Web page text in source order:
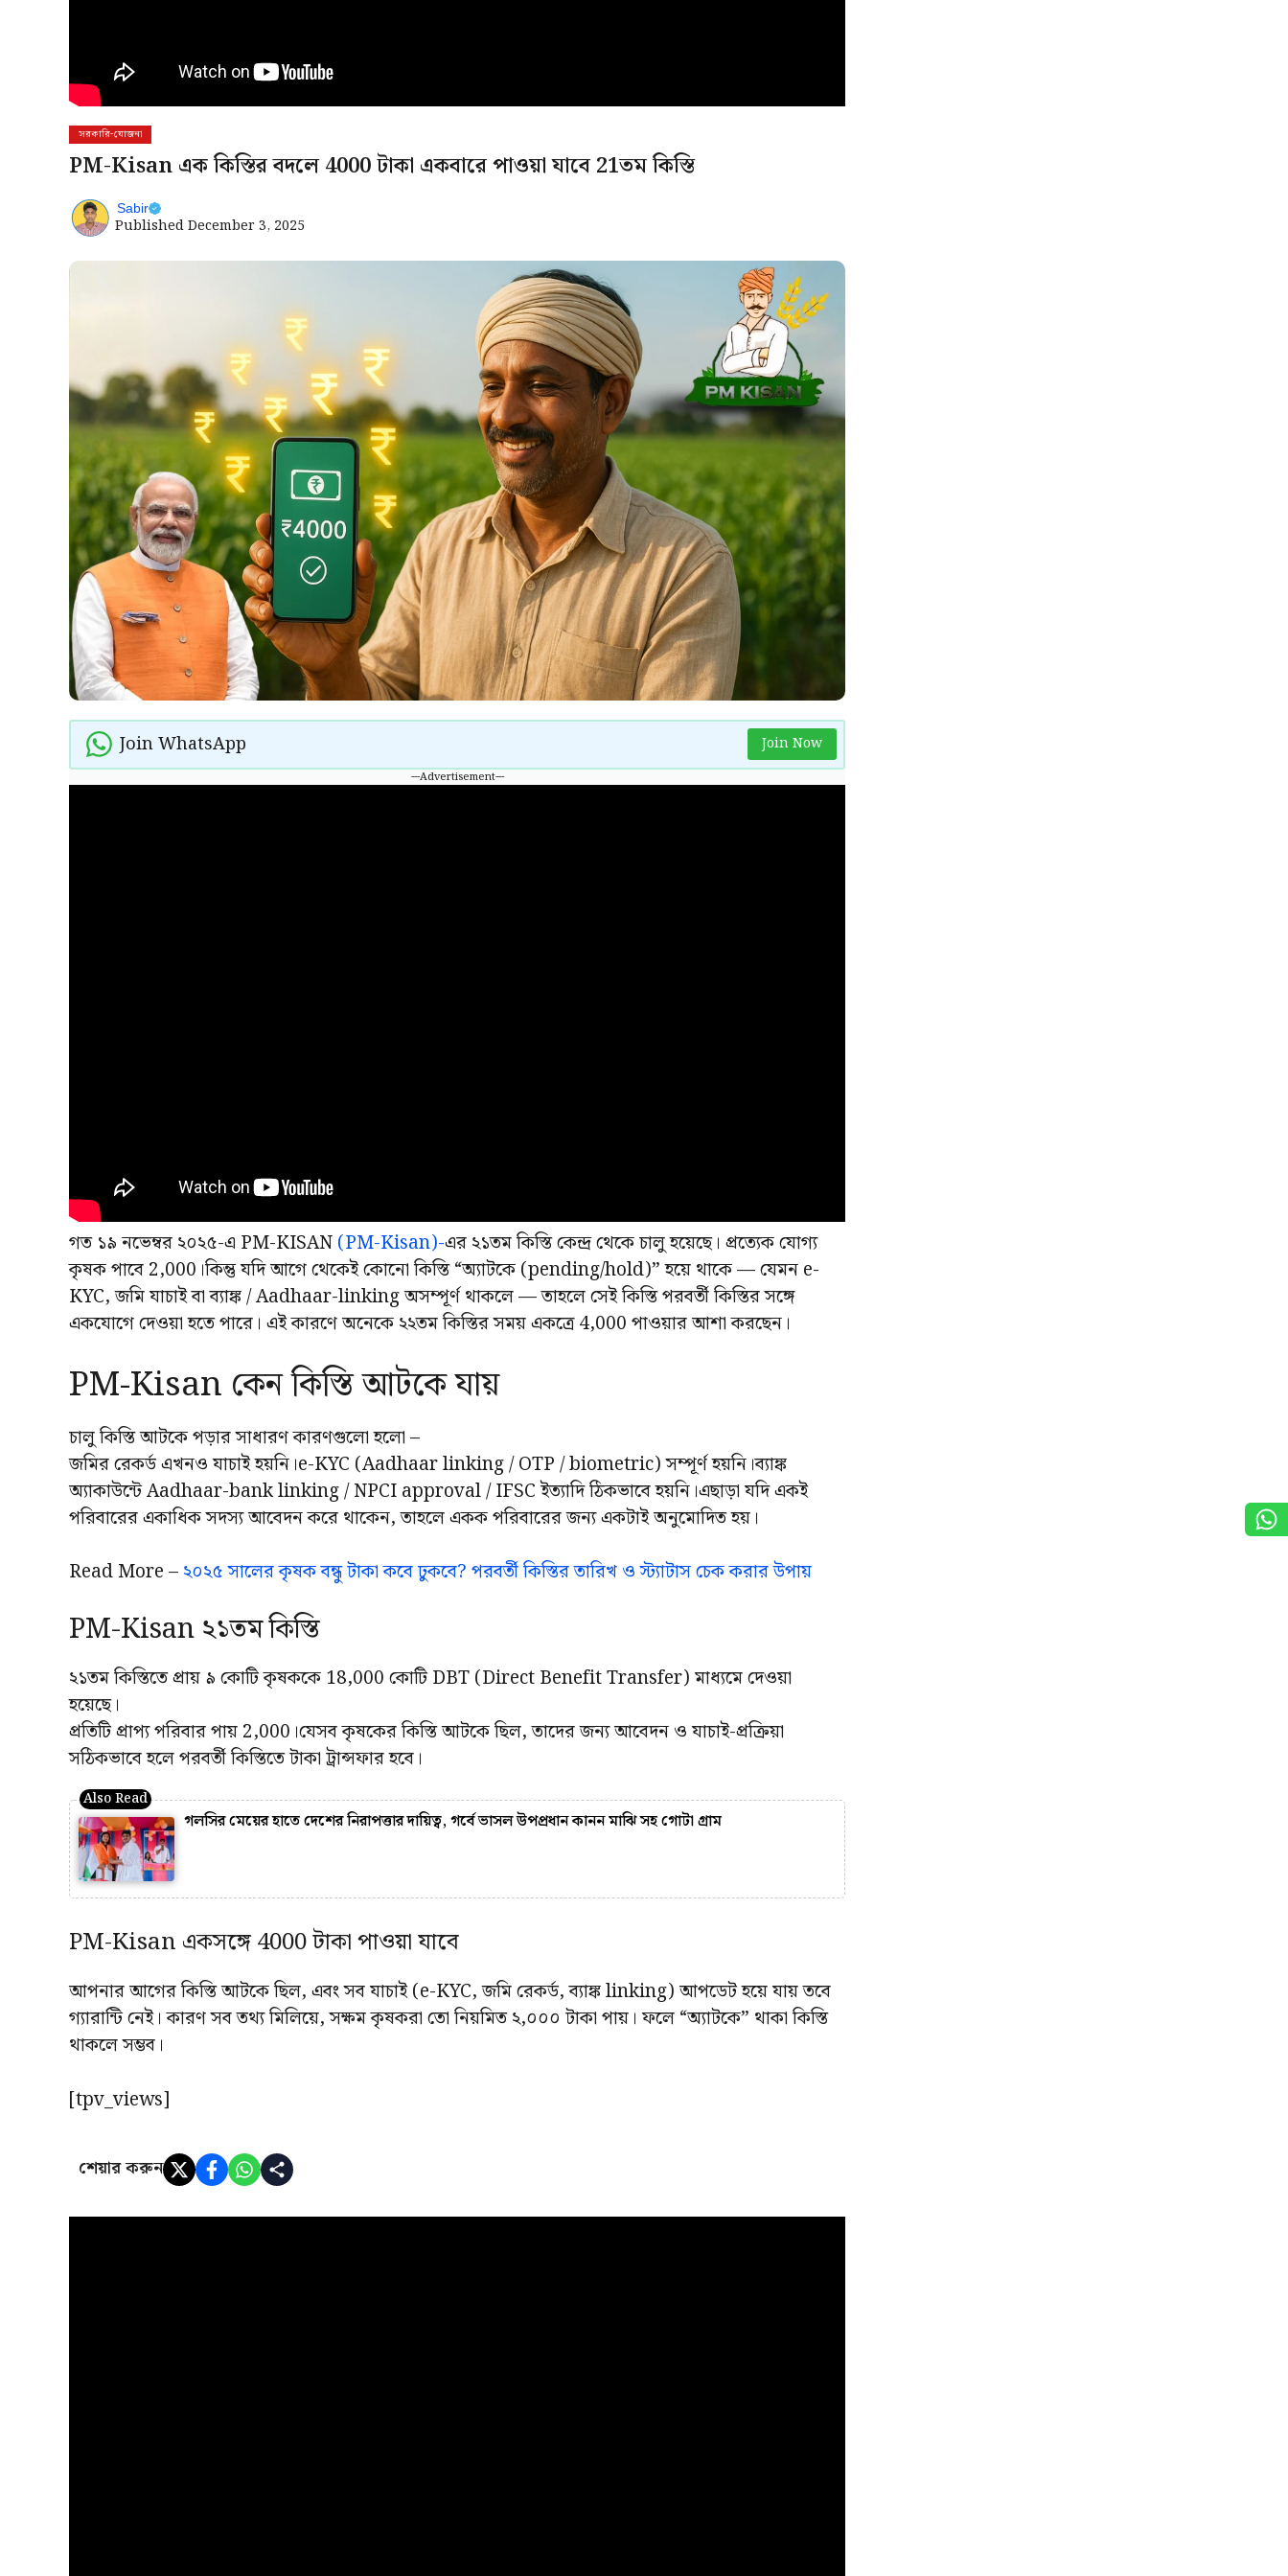
সরকারি-যোজনা
PM-Kisan এক কিস্তির বদলে 4000 টাকা একবারে পাওয়া যাবে 21তম কিস্তি
Sabir
PublishedDecember 3, 2025
Join WhatsApp Join Now
---Advertisement---
গত ১৯ নভেম্বর ২০২৫-এ PM-KISAN(PM-Kisan)-এর ২১তম কিস্তি কেন্দ্র থেকে চালু হয়েছে। প্রত্যেক যোগ্য
কৃষক পাবে 2,000।কিন্তু যদি আগে থেকেই কোনো কিস্তি “অ্যাটকে (pending/hold)” হয়ে থাকে — যেমন e-
KYC, জমি যাচাই বা ব্যাঙ্ক / Aadhaar-linking অসম্পূর্ণ থাকলে — তাহলে সেই কিস্তি পরবর্তী কিস্তির সঙ্গে
একযোগে দেওয়া হতে পারে। এই কারণে অনেকে ২২তম কিস্তির সময় একত্রে 4,000 পাওয়ার আশা করছেন।
PM-Kisan কেন কিস্তি আটকে যায়
চালু কিস্তি আটকে পড়ার সাধারণ কারণগুলো হলো –
জমির রেকর্ড এখনও যাচাই হয়নি।e-KYC (Aadhaar linking / OTP / biometric) সম্পূর্ণ হয়নি।ব্যাঙ্ক
অ্যাকাউন্টে Aadhaar-bank linking / NPCI approval / IFSC ইত্যাদি ঠিকভাবে হয়নি।এছাড়া যদি একই
পরিবারের একাধিক সদস্য আবেদন করে থাকেন, তাহলে একক পরিবারের জন্য একটাই অনুমোদিত হয়।
Read More –২০২৫ সালের কৃষক বন্ধু টাকা কবে ঢুকবে? পরবর্তী কিস্তির তারিখ ও স্ট্যাটাস চেক করার উপায়
PM-Kisan ২১তম কিস্তি
২১তম কিস্তিতে প্রায় ৯ কোটি কৃষককে 18,000 কোটি DBT (Direct Benefit Transfer) মাধ্যমে দেওয়া
হয়েছে।
প্রতিটি প্রাপ্য পরিবার পায় 2,000।যেসব কৃষকের কিস্তি আটকে ছিল, তাদের জন্য আবেদন ও যাচাই-প্রক্রিয়া
সঠিকভাবে হলে পরবর্তী কিস্তিতে টাকা ট্রান্সফার হবে।
গলসির মেয়ের হাতে দেশের নিরাপত্তার দায়িত্ব, গর্বে ভাসল উপপ্রধান কানন মাঝি সহ গোটা গ্রাম
PM-Kisan একসঙ্গে 4000 টাকা পাওয়া যাবে
আপনার আগের কিস্তি আটকে ছিল, এবং সব যাচাই (e-KYC, জমি রেকর্ড, ব্যাঙ্ক linking) আপডেট হয়ে যায় তবে
গ্যারান্টি নেই। কারণ সব তথ্য মিলিয়ে, সক্ষম কৃষকরা তো নিয়মিত ২,০০০ টাকা পায়। ফলে “অ্যাটকে” থাকা কিস্তি
থাকলে সম্ভব।
[tpv_views]
শেয়ার করুন